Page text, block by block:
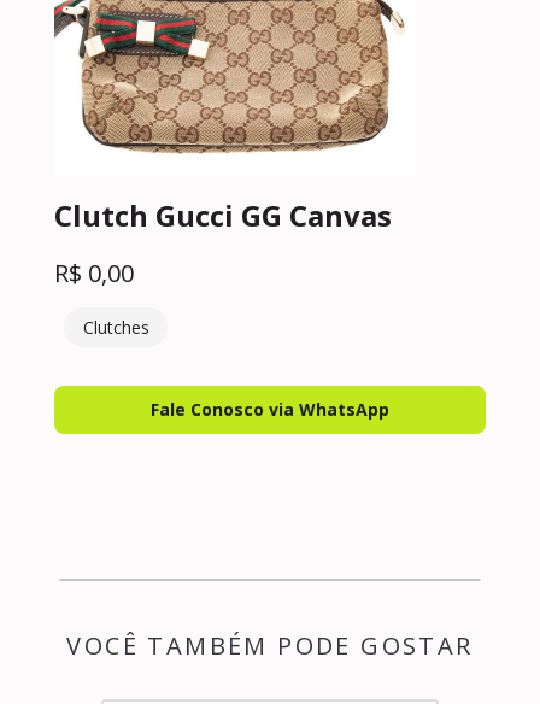
Clutch Gucci GG Canvas
R$ 0,00
Clutches
Fale Conosco via WhatsApp
VOCÊ TAMBÉM PODE GOSTAR